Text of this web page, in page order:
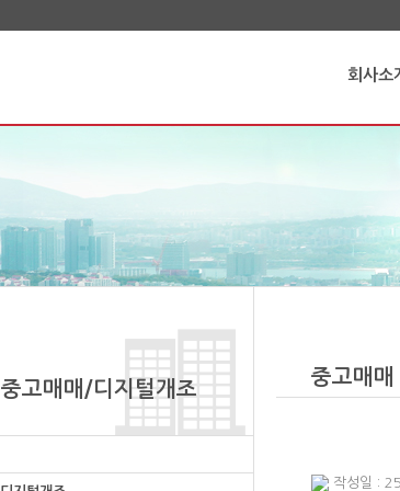
회사소
중고매매/디지털개조
중고매매
작성일 :